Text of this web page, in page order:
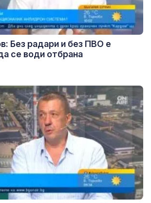
Без радари и без ПВО е
се води отбрана